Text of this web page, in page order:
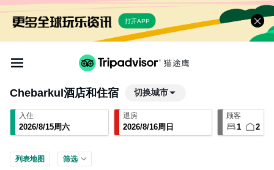
打开APP
Chebarkul酒店和住宿 切换城市
入住
2026/8/15周六
退房
2026/8/16周日
顾客
1 2
列表地图 筛选